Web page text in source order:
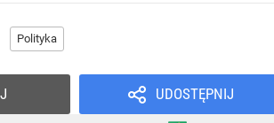
Polityka
UDOSTĘPNIJ